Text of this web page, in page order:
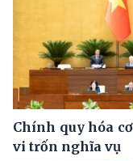
Chính quy hóa
vi trốn nghĩa vụ